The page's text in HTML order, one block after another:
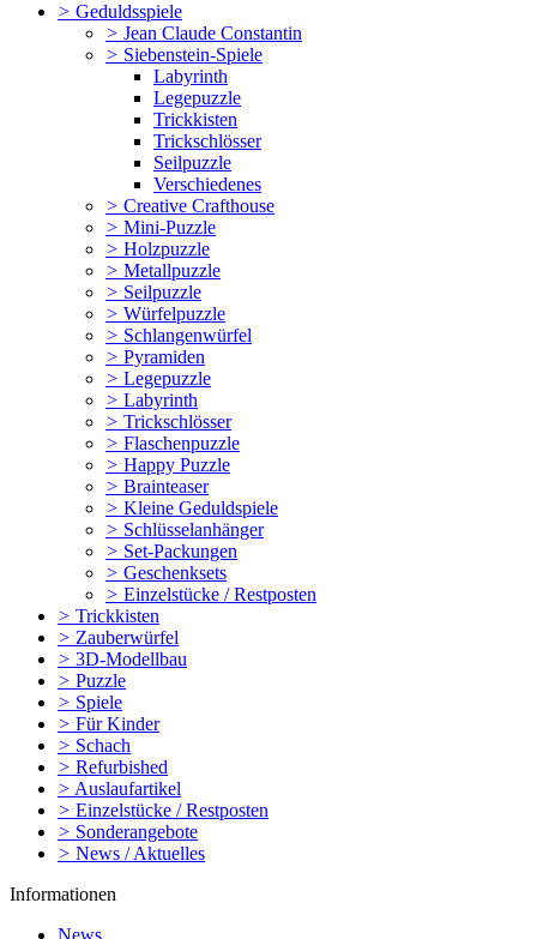
> Geduldsspiele
> Jean Claude Constantin
> Siebenstein-Spiele
Labyrinth
Legepuzzle
Trickkisten
Trickschlösser
Seilpuzzle
Verschiedenes
> Creative Crafthouse
> Mini-Puzzle
> Holzpuzzle
> Metallpuzzle
> Seilpuzzle
> Würfelpuzzle
> Schlangenwürfel
> Pyramiden
> Legepuzzle
> Labyrinth
> Trickschlösser
> Flaschenpuzzle
> Happy Puzzle
> Brainteaser
> Kleine Geduldspiele
> Schlüsselanhänger
> Set-Packungen
> Geschenksets
> Einzelstücke / Restposten
> Trickkisten
> Zauberwürfel
> 3D-Modellbau
> Puzzle
> Spiele
> Für Kinder
> Schach
> Refurbished
> Auslaufartikel
> Einzelstücke / Restposten
> Sonderangebote
> News / Aktuelles
Informationen
News